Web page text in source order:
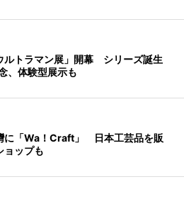
ルトラマン展」開幕 シリーズ誕生
、体験型展示も
に「Wa！Craft」 日本工芸品を販
ョップも